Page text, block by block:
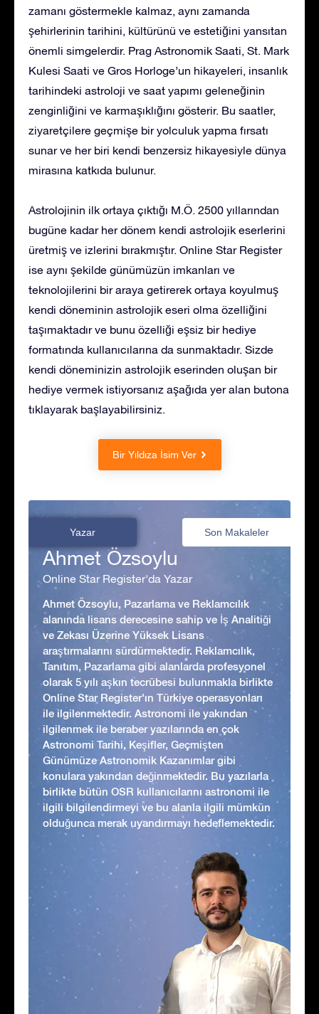
zamanı göstermekle kalmaz, aynı zamanda
şehirlerinin tarihini, kültürünü ve estetiğini yansıtan
önemli simgelerdir. Prag Astronomik Saati, St. Mark
Kulesi Saati ve Gros Horloge’un hikayeleri, insanlık
tarihindeki astroloji ve saat yapımı geleneğinin
zenginliğini ve karmaşıklığını gösterir. Bu saatler,
ziyaretçilere geçmişe bir yolculuk yapma fırsatı
sunar ve her biri kendi benzersiz hikayesiyle dünya
mirasına katkıda bulunur.
Astrolojinin ilk ortaya çıktığı M.Ö. 2500 yıllarından
bugüne kadar her dönem kendi astrolojik eserlerini
üretmiş ve izlerini bırakmıştır. Online Star Register
ise aynı şekilde günümüzün imkanları ve
teknolojilerini bir araya getirerek ortaya koyulmuş
kendi döneminin astrolojik eseri olma özelliğini
taşımaktadır ve bunu özelliği eşsiz bir hediye
formatında kullanıcılarına da sunmaktadır. Sizde
kendi döneminizin astrolojik eserinden oluşan bir
hediye vermek istiyorsanız aşağıda yer alan butona
tıklayarak başlayabilirsiniz.
Bir Yıldıza İsim Ver
Yazar Son Makaleler
Ahmet Özsoylu
Online Star Register'da Yazar
Ahmet Özsoylu, Pazarlama ve Reklamcılık
alanında lisans derecesine sahip ve İş Analitiği
ve Zekası Üzerine Yüksek Lisans
araştırmalarını sürdürmektedir. Reklamcılık,
Tanıtım, Pazarlama gibi alanlarda profesyonel
olarak 5 yılı aşkın tecrübesi bulunmakla birlikte
Online Star Register'ın Türkiye operasyonları
ile ilgilenmektedir. Astronomi ile yakından
ilgilenmek ile beraber yazılarında en çok
Astronomi Tarihi, Keşifler, Geçmişten
Günümüze Astronomik Kazanımlar gibi
konulara yakından değinmektedir. Bu yazılarla
birlikte bütün OSR kullanıcılarını astronomi ile
ilgili bilgilendirmeyi ve bu alanla ilgili mümkün
olduğunca merak uyandırmayı hedeflemektedir.